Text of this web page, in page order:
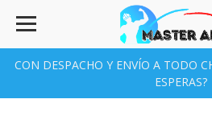
CON DESPACHO Y ENVÍO A TODO
ESPERAS?